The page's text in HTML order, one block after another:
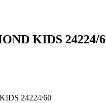
KIDS 24224/
24224/60